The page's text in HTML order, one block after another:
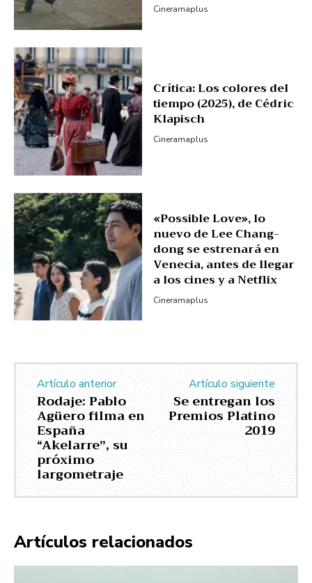
Cineramaplus
Crítica: Los colores del
tiempo (2025), de Cédric
Klapisch
Cineramaplus
«Possible Love», lo
nuevo de Lee Chang-
dong se estrenará en
Venecia, antes de llegar
a los cines y a Netflix
Cineramaplus
Artículo anterior
Rodaje: Pablo
Agüero filma en
España
“Akelarre”, su
próximo
largometraje
Artículo siguiente
Se entregan los
Premios Platino
2019
Artículos relacionados